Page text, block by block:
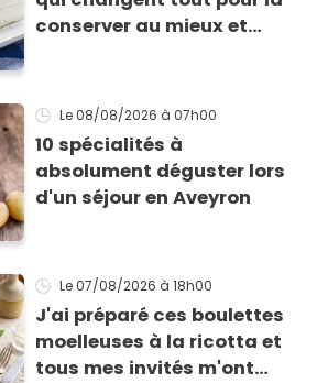
conserver au mieux et
Le 08/08/2026 à 07h00
10 spécialités à
absolument déguster lors
d'un séjour en Aveyron
Le 07/08/2026 à 18h00
J'ai préparé ces boulettes
moelleuses à la ricotta et
tous mes invités m'ont